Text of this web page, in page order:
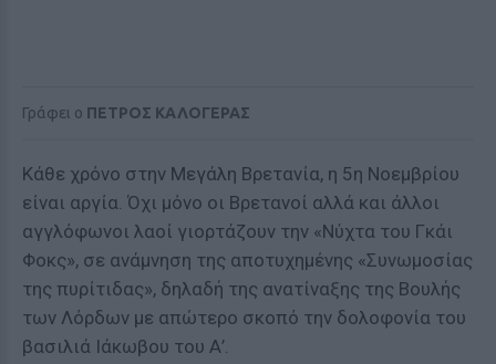
Γράφει ο ΠΕΤΡΟΣ ΚΑΛΟΓΕΡΑΣ
Κάθε χρόνο στην Μεγάλη Βρετανία, η 5η Νοεμβρίου
είναι αργία. Όχι μόνο οι Βρετανοί αλλά και άλλοι
αγγλόφωνοι λαοί γιορτάζουν την «Νύχτα του Γκάι
Φοκς», σε ανάμνηση της αποτυχημένης «Συνωμοσίας
της πυρίτιδας», δηλαδή της ανατίναξης της Βουλής
των Λόρδων με απώτερο σκοπό την δολοφονία του
βασιλιά Ιάκωβου του Α’.